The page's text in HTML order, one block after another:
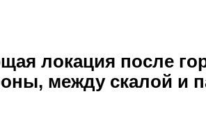
локация после
между скалой и